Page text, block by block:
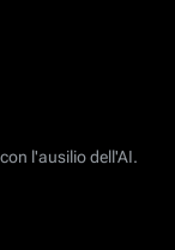
l'ausilio dell'AI.